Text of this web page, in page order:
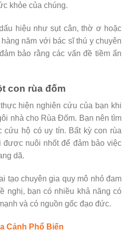
khỏe của chúng.
hiệu như sụt cân, thờ ơ hoặc
năm với bác sĩ thú y chuyên
bảo rằng các vấn đề tiềm ẩn
con rùa đốm
hiện nghiên cứu của bạn khi
nhà cho Rùa Đốm. Bạn nên tìm
cứu hộ có uy tín. Bất kỳ con rùa
nuôi nhốt để đảm bảo việc
dã.
tạo chuyên gia quy mô nhỏ đam
nghị, bạn có nhiều khả năng có
và có nguồn gốc đạo đức.
Cảnh Phổ Biến